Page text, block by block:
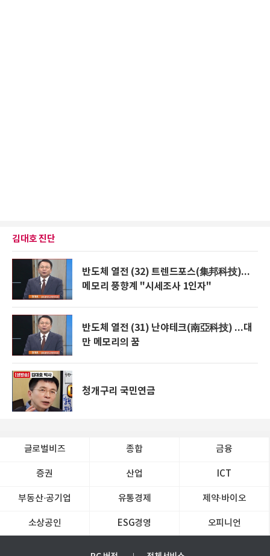
김대호 진단
반도체 열전 (32) 트렌드포스(集邦科技)...
메모리 풍향계 "시세조사 1인자"
반도체 열전 (31) 난야테크(南亞科技) ...대
만 메모리의 꿈
청개구리 국민연금
글로벌비즈 종합 금융
증권 산업 ICT
부동산·공기업 유통경제 제약∙바이오
소상공인 ESG경영 오피니언